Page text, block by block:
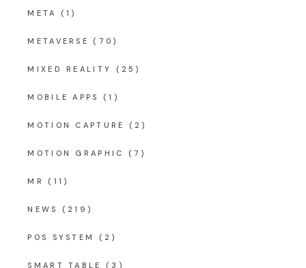
META (1)
METAVERSE (70)
MIXED REALITY (25)
MOBILE APPS (1)
MOTION CAPTURE (2)
MOTION GRAPHIC (7)
MR (11)
NEWS (219)
POS SYSTEM (2)
SMART TABLE (3)